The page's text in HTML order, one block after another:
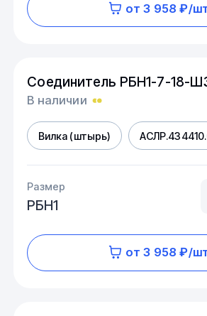
от 3 958 ₽/
Соединитель РБН1-7-18-
В наличии
Вилка (штырь)
Размер
РБН1
от 3 958 ₽/